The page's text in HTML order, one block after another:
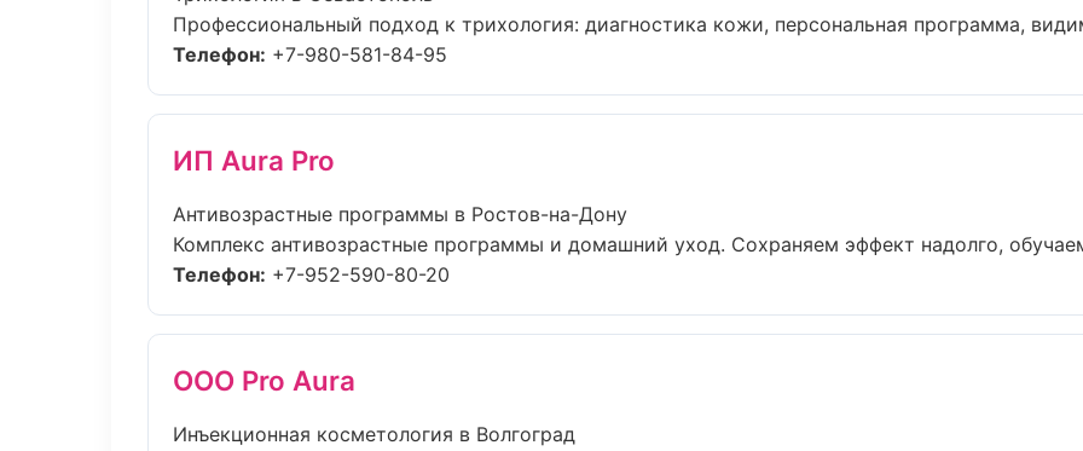
Профессиональный подход к трихология: диагностика кожи, персональная программа,
Телефон: +7-980-581-84-95
ИП Aura Pro
Антивозрастные программы в Ростов-на-Дону
Комплекс антивозрастные программы и домашний уход. Сохраняем эффект надолго,
Телефон: +7-952-590-80-20
ООО Pro Aura
Инъекционная косметология в Волгоград